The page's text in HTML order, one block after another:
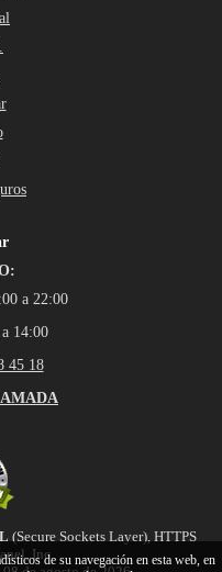
a 22:00
14:00
45 18
(Secure Sockets Layer), HTTPS
Inc.de su navegación en esta web, en